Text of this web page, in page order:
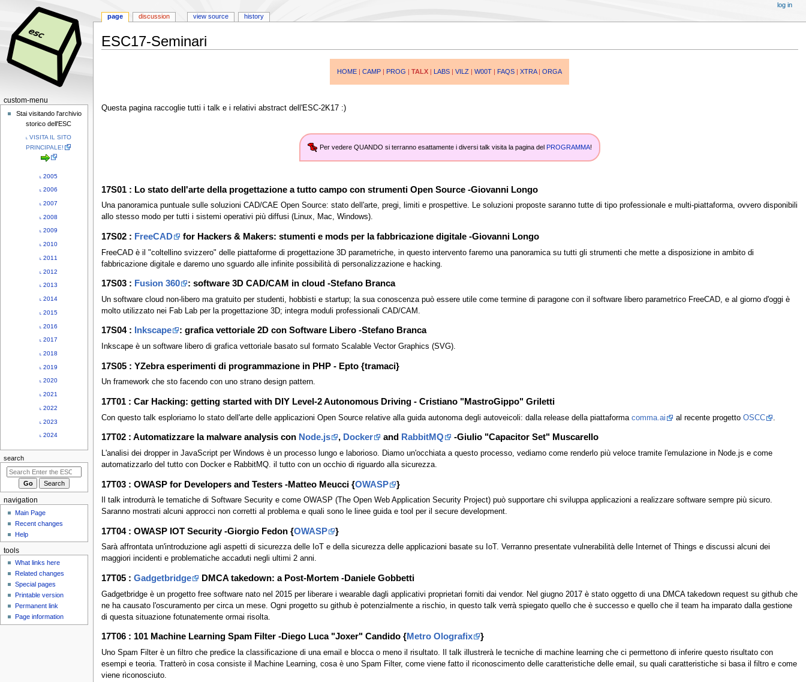
ESC17-Seminari
HOME |CAMP |PROG |TALX |LABS |VILZ |W00T |FAQS |XTRA|ORGA
Questa pagina raccoglie tutti i talk e i relativi abstract dell'ESC-2K17 :)
Per vedere QUANDO si terranno esattamente i diversi talk visita la pagina del PROGRAMMA!
17S01 : Lo stato dell'arte della progettazione a tutto campo con strumenti Open Source -Giovanni Longo
Una panoramica puntuale sulle soluzioni CAD/CAE Open Source: stato dell'arte, pregi, limiti e prospettive. Le soluzioni proposte saranno tutte di tipo professionale e multi-piattaforma, ovvero disponibili
allo stesso modo per tutti i sistemi operativi più diffusi (Linux, Mac, Windows).
17S02 : FreeCAD for Hackers & Makers: stumenti e mods per la fabbricazione digitale -Giovanni Longo
FreeCAD è il "coltellino svizzero" delle piattaforme di progettazione 3D parametriche, in questo intervento faremo una panoramica su tutti gli strumenti che mette a disposizione in ambito di
fabbricazione digitale e daremo uno sguardo alle infinite possibilità di personalizzazione e hacking.
17S03 : Fusion 360 : software 3D CAD/CAM in cloud -Stefano Branca
Un software cloud non-libero ma gratuito per studenti, hobbisti e startup; la sua conoscenza può essere utile come termine di paragone con il software libero parametrico FreeCAD, e al giorno d'oggi è
molto utilizzato nei Fab Lab per la progettazione 3D; integra moduli professionali CAD/CAM.
17S04 : Inkscape : grafica vettoriale 2D con Software Libero -Stefano Branca
Inkscape è un software libero di grafica vettoriale basato sul formato Scalable Vector Graphics (SVG).
17S05 : YZebra esperimenti di programmazione in PHP - Epto {tramaci}
Un framework che sto facendo con uno strano design pattern.
17T01 : Car Hacking: getting started with DIY Level-2 Autonomous Driving - Cristiano "MastroGippo" Griletti
Con questo talk esploriamo lo stato dell'arte delle applicazioni Open Source relative alla guida autonoma degli autoveicoli: dalla release della piattaforma comma.ai al recente progetto OSCC
17T02 : Automatizzare la malware analysis con Node.js , Docker and RabbitMQ -Giulio "Capacitor Set" Muscarello
L'analisi dei dropper in JavaScript per Windows è un processo lungo e laborioso. Diamo un'occhiata a questo processo, vediamo come renderlo più veloce tramite l'emulazione in Node.js e come
automatizzarlo del tutto con Docker e RabbitMQ. il tutto con un occhio di riguardo alla sicurezza.
17T03 : OWASP for Developers and Testers -Matteo Meucci {OWASP }
Il talk introdurrà le tematiche di Software Security e come OWASP (The Open Web Application Security Project) può supportare chi sviluppa applicazioni a realizzare software sempre più sicuro.
Saranno mostrati alcuni approcci non corretti al problema e quali sono le linee guida e tool per il secure development.
17T04 : OWASP IOT Security -Giorgio Fedon {OWASP }
Sarà affrontata un'introduzione agli aspetti di sicurezza delle IoT e della sicurezza delle applicazioni basate su IoT. Verranno presentate vulnerabilità delle Internet of Things e discussi alcuni dei
maggiori incidenti e problematiche accaduti negli ultimi 2 anni.
17T05 : Gadgetbridge DMCA takedown: a Post-Mortem -Daniele Gobbetti
Gadgetbridge è un progetto free software nato nel 2015 per liberare i wearable dagli applicativi proprietari forniti dai vendor. Nel giugno 2017 è stato oggetto di una DMCA takedown request su github che
ne ha causato l'oscuramento per circa un mese. Ogni progetto su github è potenzialmente a rischio, in questo talk verrà spiegato quello che è successo e quello che il team ha imparato dalla gestione
di questa situazione fotunatemente ormai risolta.
17T06 : 101 Machine Learning Spam Filter -Diego Luca "Joxer" Candido {Metro Olografix }
Uno Spam Filter è un filtro che predice la classificazione di una email e blocca o meno il risultato. Il talk illustrerà le tecniche di machine learning che ci permettono di inferire questo risultato con
esempi e teoria. Tratterò in cosa consiste il Machine Learning, cosa è uno Spam Filter, come viene fatto il riconoscimento delle caratteristiche delle email, su quali caratteristiche si basa il filtro e come
viene riconosciuto.
N
page discussion view source history
log in
custom-menu
Stai visitando l'archivio
storico dell'ESC
˪ VISITA IL SITO
PRINCIPALE!
˪ 2005
˪ 2006
˪ 2007
˪ 2008
˪ 2009
˪ 2010
˪ 2011
˪ 2012
˪ 2013
˪ 2014
˪ 2015
˪ 2016
˪ 2017
˪ 2018
˪ 2019
˪ 2020
˪ 2021
˪ 2022
˪ 2023
˪ 2024
search
navigation
Main Page
Recent changes
Help
tools
What links here
Related changes
Special pages
Printable version
Permanent link
Page information